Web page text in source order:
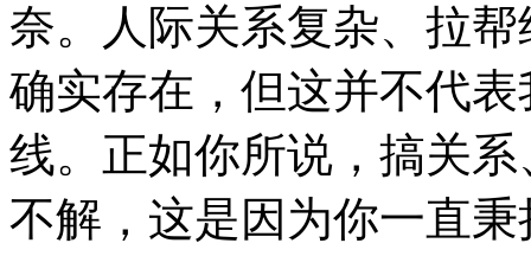
奈。人际关系复杂、拉
确实存在，但这并不代
线。正如你所说，搞关
不解，这是因为你一直